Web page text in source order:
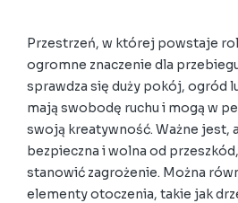
Przestrzeń, w której powstaje
ogromne znaczenie dla
sprawdza się duży pokój, ogród
mają swobodę ruchu i mogą w
swoją kreatywność. Ważne jest,
bezpieczna i wolna od
stanowić zagrożenie. Można
elementy otoczenia, takie jak